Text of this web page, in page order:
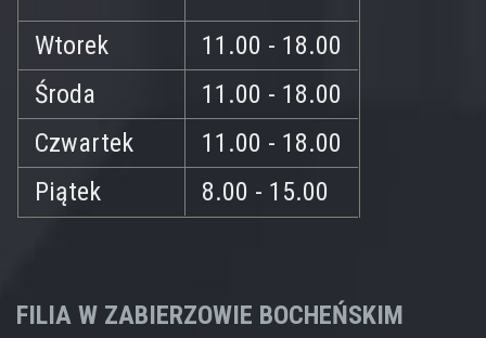
Wtorek
11.00 - 18.00
Środa
11.00 - 18.00
Czwartek
11.00 - 18.00
Piątek
8.00 - 15.00
FILIA W ZABIERZOWIE BOCHEŃSKIM